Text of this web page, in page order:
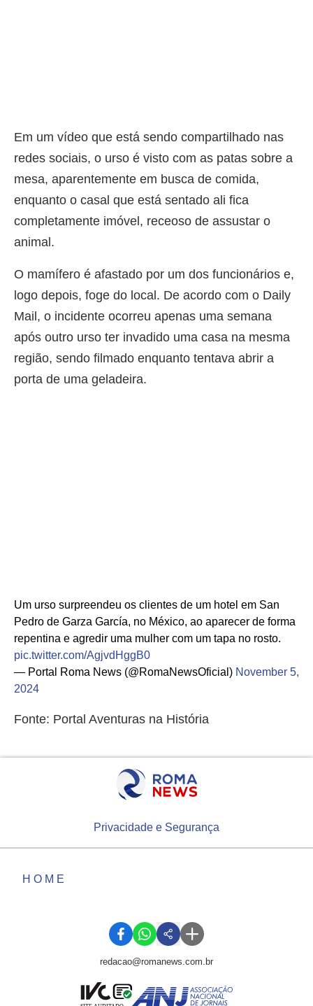
Em um vídeo que está sendo compartilhado nas
redes sociais, o urso é visto com as patas sobre a
mesa, aparentemente em busca de comida,
enquanto o casal que está sentado ali fica
completamente imóvel, receoso de assustar o
animal.
O mamífero é afastado por um dos funcionários e,
logo depois, foge do local. De acordo com o Daily
Mail, o incidente ocorreu apenas uma semana
após outro urso ter invadido uma casa na mesma
região, sendo filmado enquanto tentava abrir a
porta de uma geladeira.
Um urso surpreendeu os clientes de um hotel em San
Pedro de Garza García, no México, ao aparecer de forma
repentina e agredir uma mulher com um tapa no rosto.
pic.twitter.com/AgjvdHggB0
— Portal Roma News (@RomaNewsOficial) November 5,
2024
Fonte: Portal Aventuras na História
Privacidade e Segurança
HOME
redacao@romanews.com.br